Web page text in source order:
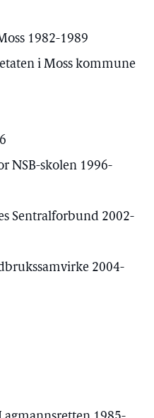
1982-1989
i Moss kommune
NSB-skolen 1996-
Sentralforbund 2002-
2004-